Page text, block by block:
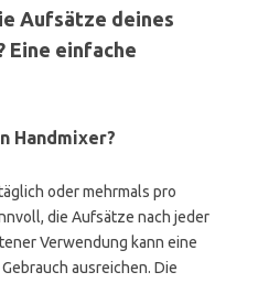
Aufsätze deines
Eine einfache
Handmixer?
oder mehrmals pro
die Aufsätze nach jeder
Verwendung kann eine
ausreichen. Die